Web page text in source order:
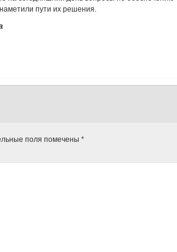
пути их решения.
поля помечены *